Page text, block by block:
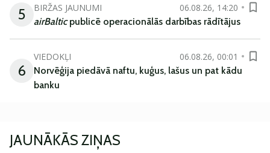
5 BIRŽAS JAUNUMI
06.08.26, 14:20
airBalticpublicē operacionālās darbības rādītājus
6
VIEDOKĻI
06.08.26, 00:01
Norvēģija piedāvā naftu, kuģus, lašus un pat kādu
banku
JAUNĀKĀS ZIŅAS